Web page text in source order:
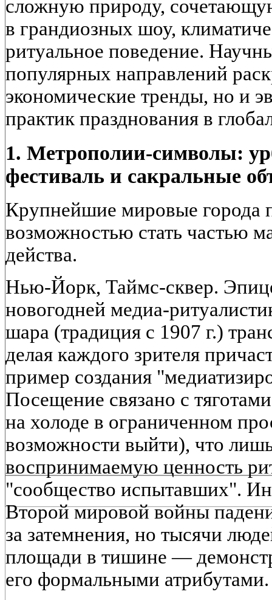
сложную природу,
в грандиозных шоу,
ритуальное поведение.
популярных направлений
экономические тренды, но и
практик празднования в
1. Метрополии-символы:
фестиваль и сакральные
Крупнейшие мировые города
возможностью стать частью
действа.
Нью-Йорк, Таймс-сквер.
новогодней медиа-
шара (традиция с 1907 г.)
делая каждого зрителя
пример создания
Посещение связано с
на холоде в ограниченном
возможности выйти), что
воспринимаемую ценность
"сообщество испытавших".
Второй мировой войны
за затемнения, но тысячи
площади в тишине —
его формальными атрибутами.